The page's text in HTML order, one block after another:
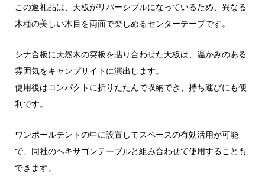
この返礼品は、天板がリバーシブルになっているため、異なる
木種の美しい木目を両面で楽しめるセンターテーブです。
シナ合板に天然木の突板を貼り合わせた天板は、温かみのある
雰囲気をキャンプサイトに演出します。
使用後はコンパクトに折りたたんで収納でき、持ち運びにも便
利です。
ワンポールテントの中に設置してスペースの有効活用が可能
で、同社のヘキサゴンテーブルと組み合わせて使用することも
できます。